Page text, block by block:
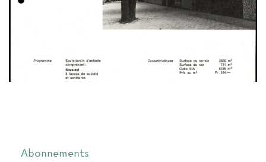
Abonnements